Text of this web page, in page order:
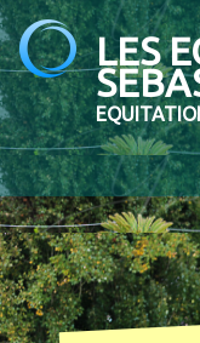
LES
Accueil
Promenades et
Ecole d'équitation